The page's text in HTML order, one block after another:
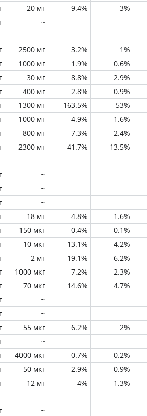
20 мг 9.4% 3%
~
2500 мг 3.2% 1%
1000 мг 1.9% 0.6%
30 мг 8.8% 2.9%
400 мг 2.8% 0.9%
1300 мг 163.5% 53%
1000 мг 4.9% 1.6%
800 мг 7.3% 2.4%
2300 мг 41.7% 13.5%
~
~
~
18 мг 4.8% 1.6%
150 мкг 0.4% 0.1%
10 мкг 13.1% 4.2%
2 мг 19.1% 6.2%
1000 мкг 7.2% 2.3%
70 мкг 14.6% 4.7%
~
~
55 мкг 6.2% 2%
~
4000 мкг 0.7% 0.2%
50 мкг 2.9% 0.9%
12 мг 4% 1.3%
~